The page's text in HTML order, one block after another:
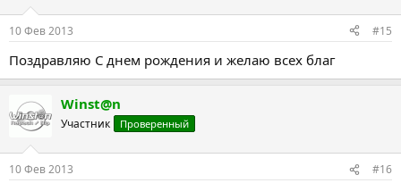
10 Фев 2013 #15
Поздравляю С днем рождения и желаю всех благ
Winst@n
Участник Проверенный
10 Фев 2013 #16